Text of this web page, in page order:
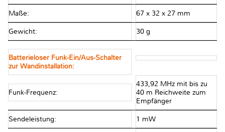
Maße: 67 x 32 x 27 mm
Gewicht: 30 g
Batterieloser Funk-Ein/Aus-Schalter
zur Wandinstallation:
Funk-Frequenz:
433,92 MHz mit bis zu
40 m Reichweite zum
Empfänger
Sendeleistung: 1 mW